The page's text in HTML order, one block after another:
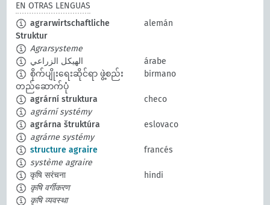
EN OTRAS LENGUAS
agrarwirtschaftliche
Struktur
alemán
Agrarsysteme
الهيكل الزراعي
árabe
စိုက်ပျိုးရေးဆိုင်ရာ ဖွဲ့စည်း
တည်ဆောက်ပုံ
birmano
agrární struktura
checo
agrární systémy
agrárna štruktúra
eslovaco
agrárne systémy
structure agraire
francés
système agraire
कृषि सरंचना
hindi
कृषि वर्गीकरण
कृषि व्यवस्था